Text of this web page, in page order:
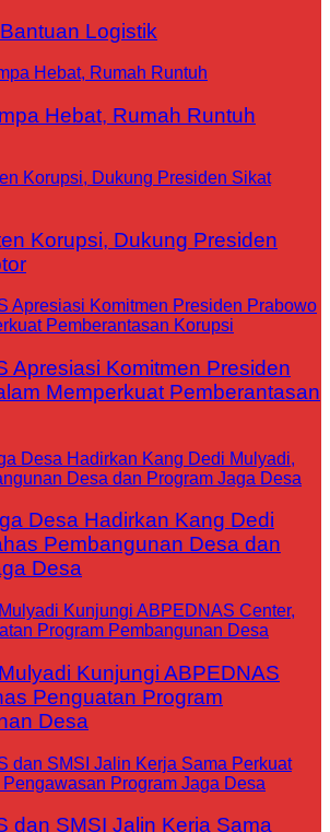
Logistik
Hebat, Rumah Runtuh
Korupsi, Dukung Presiden
Apresiasi Komitmen Presiden
Memperkuat Pemberantasan
Desa Hadirkan Kang Dedi
Pembangunan Desa dan
Desa
Kunjungi ABPEDNAS
Penguatan Program
Desa
dan SMSI Jalin Kerja Sama